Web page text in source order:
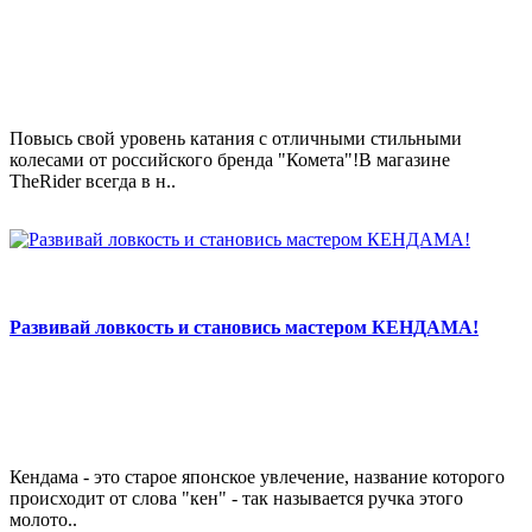
Повысь свой уровень катания с отличными стильными
колесами от российского бренда "Комета"!В магазине
TheRider всегда в н..
Развивай ловкость и становись мастером КЕНДАМА!
Кендама - это старое японское увлечение, название которого
происходит от слова "кен" - так называется ручка этого
молото..